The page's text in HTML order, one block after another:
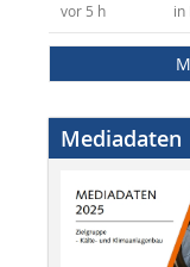
in
vor 5 h
Mediadaten